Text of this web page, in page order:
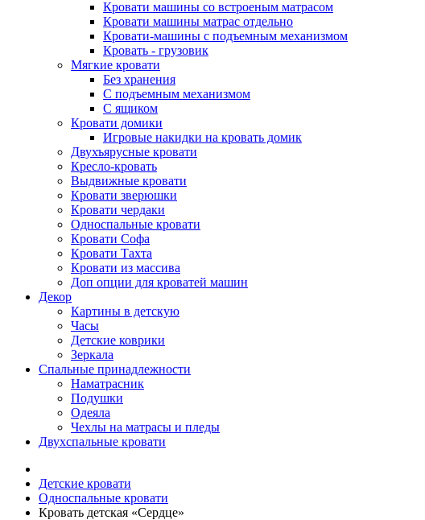
Кровати машины со встроеным матрасом
Кровати машины матрас отдельно
Кровати-машины с подъемным механизмом
Кровать - грузовик
Мягкие кровати
Без хранения
С подъемным механизмом
С ящиком
Кровати домики
Игровые накидки на кровать домик
Двухъярусные кровати
Кресло-кровать
Выдвижные кровати
Кровати зверюшки
Кровати чердаки
Односпальные кровати
Кровати Софа
Кровати Тахта
Кровати из массива
Доп опции для кроватей машин
Декор
Картины в детскую
Часы
Детские коврики
Зеркала
Спальные принадлежности
Наматрасник
Подушки
Одеяла
Чехлы на матрасы и пледы
Двухспальные кровати
Детские кровати
Односпальные кровати
Кровать детская «Сердце»